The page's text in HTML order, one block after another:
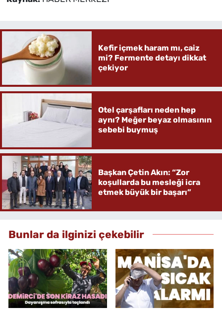
Kefir içmek haram mı, caiz
mi? Fermente detayı dikkat
çekiyor
Otel çarşafları neden hep
aynı? Meğer beyaz olmasının
sebebi buymuş
Başkan Çetin Akın: “Zor
koşullarda bu mesleği icra
etmek büyük bir başarı”
Bunlar da ilginizi çekebilir